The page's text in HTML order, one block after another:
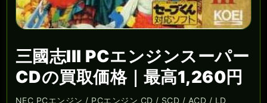
三國志III PCエンジンスーパー
CDの買取価格｜最高1,260円
NEC PCエンジン / PCエンジン CD / SCD / ACD / LD